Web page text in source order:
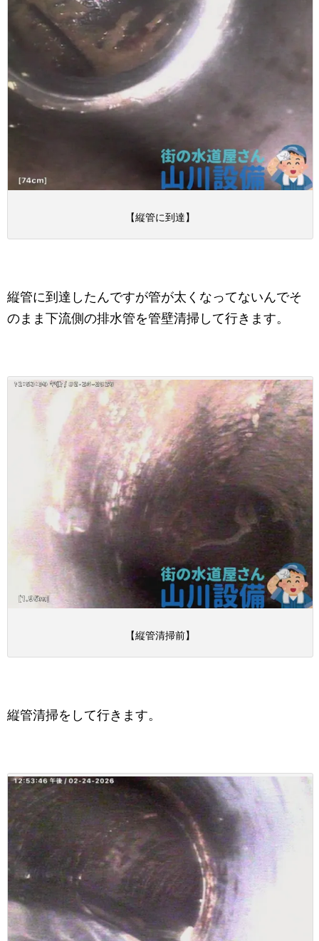
【縦管に到達】
縦管に到達したんですが管が太くなってないんでそ
のまま下流側の排水管を管壁清掃して行きます。
【縦管清掃前】
縦管清掃をして行きます。